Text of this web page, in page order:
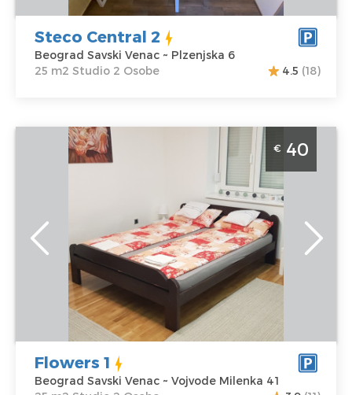
Steco Central 2
Beograd Savski Venac ~ Plzenjska 6
25 m2 Studio 2 Osobe
4.5 (18)
Studio Apartman Flowers 1 Beograd Savski Venac,
studio apartman, velicine 25m2 na odlicnoj lokaciji
Beograd Savski
Venac
Adresa:Vojvode
Milenka 41
40 €
Gosti:2
Kvadratura :25
m2
Struktura :
Studio
€ 40
Flowers 1
Beograd Savski Venac ~ Vojvode Milenka 41